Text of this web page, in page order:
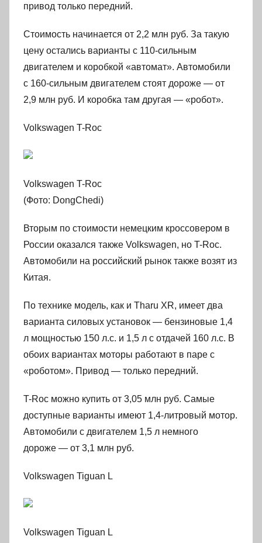
привод только передний.
Стоимость начинается от 2,2 млн руб. За такую
цену остались варианты с 110-сильным
двигателем и коробкой «автомат». Автомобили
с 160-сильным двигателем стоят дороже — от
2,9 млн руб. И коробка там другая — «робот».
Volkswagen T-Roc
Volkswagen T-Roc
(Фото: DongChedi)
Вторым по стоимости немецким кроссовером в
России оказался также Volkswagen, но T-Roc.
Автомобили на российский рынок также возят из
Китая.
По технике модель, как и Tharu XR, имеет два
варианта силовых установок — бензиновые 1,4
л мощностью 150 л.с. и 1,5 л с отдачей 160 л.с. В
обоих вариантах моторы работают в паре с
«роботом». Привод — только передний.
T-Roc можно купить от 3,05 млн руб. Самые
доступные варианты имеют 1,4-литровый мотор.
Автомобили с двигателем 1,5 л немного
дороже — от 3,1 млн руб.
Volkswagen Tiguan L
Volkswagen Tiguan L